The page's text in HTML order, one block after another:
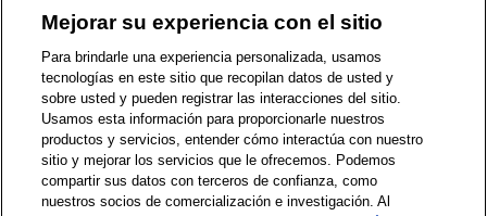
1-800-679-9691 | Contáctenos | Términos de Uso | Accesibilidad
Política de Privacidad | WA Privacy Policy | Mapa del sitio
Zona de Bienestar | © 1999 - 2026 CVS.com
Mejorar su experiencia con el sitio
Para brindarle una experiencia personalizada, usamos
tecnologías en este sitio que recopilan datos de usted y
sobre usted y pueden registrar las interacciones del sitio.
Usamos esta información para proporcionarle nuestros
productos y servicios, entender cómo interactúa con nuestro
sitio y mejorar los servicios que le ofrecemos. Podemos
compartir sus datos con terceros de confianza, como
nuestros socios de comercialización e investigación. Al